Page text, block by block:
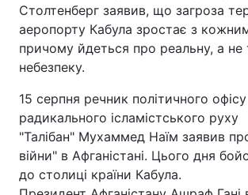
Столтенберг заявив, що загроза
аеропорту Кабула зростає з
причому йдеться про реальну, а не
небезпеку.
15 серпня речник політичного офісу
радикального ісламістського руху
"Талібан" Мухаммед Наїм заявив
війни" в Афганістані. Цього дня
до столиці країни Кабула.